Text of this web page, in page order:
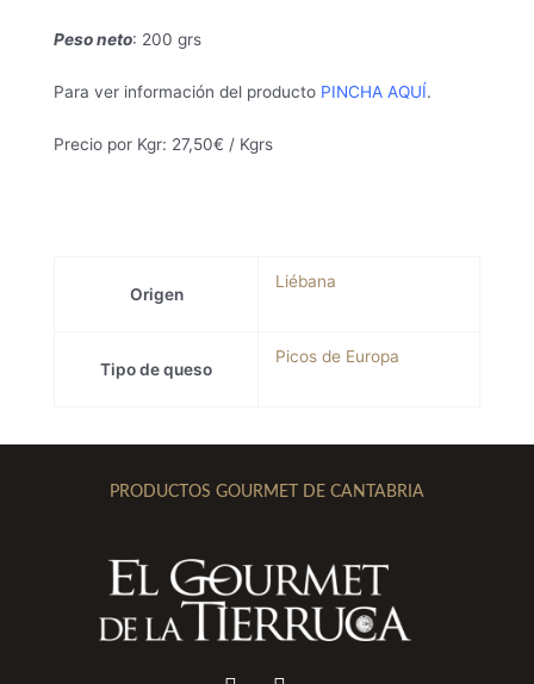
Peso neto: 200 grs
Para ver información del producto PINCHA AQUÍ.
Precio por Kgr: 27,50€ / Kgrs
Origen
Liébana
Tipo de queso
Picos de Europa
PRODUCTOS GOURMET DE CANTABRIA
I
F